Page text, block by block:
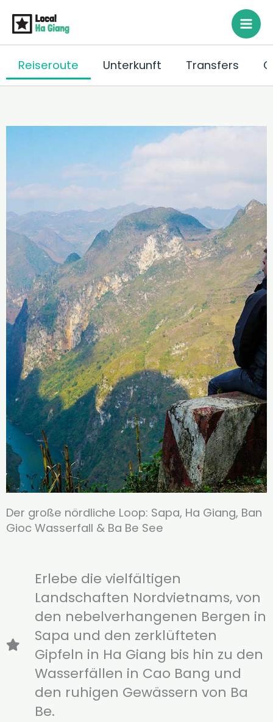
Inhalt
springen
Reiseroute
Unterkunft Transfers
Der große nördliche Loop: Sapa, Ha Giang, Ban
Gioc Wasserfall & Ba Be See
Erlebe die vielfältigen
Landschaften Nordvietnams, von
den nebelverhangenen Bergen in
Sapa und den zerklüfteten
Gipfeln in Ha Giang bis hin zu den
Wasserfällen in Cao Bang und
den ruhigen Gewässern von Ba
Be.